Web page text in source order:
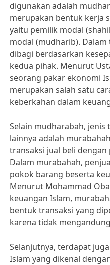
digunakan adalah
merupakan bentuk kerja
yaitu pemilik modal
modal (mudharib).
dibagi berdasarkan
kedua pihak. Menurut
seorang pakar ekonomi
merupakan salah satu
keberkahan dalam
Selain mudharabah, jenis
lainnya adalah
transaksi jual beli
Dalam murabahah,
pokok barang beserta
Menurut Mohammad
keuangan Islam,
bentuk transaksi yang
karena tidak
Selanjutnya, terdapat
Islam yang dikenal